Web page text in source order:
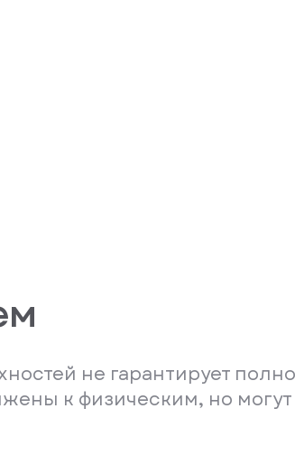
не гарантирует
к физическим, но могут